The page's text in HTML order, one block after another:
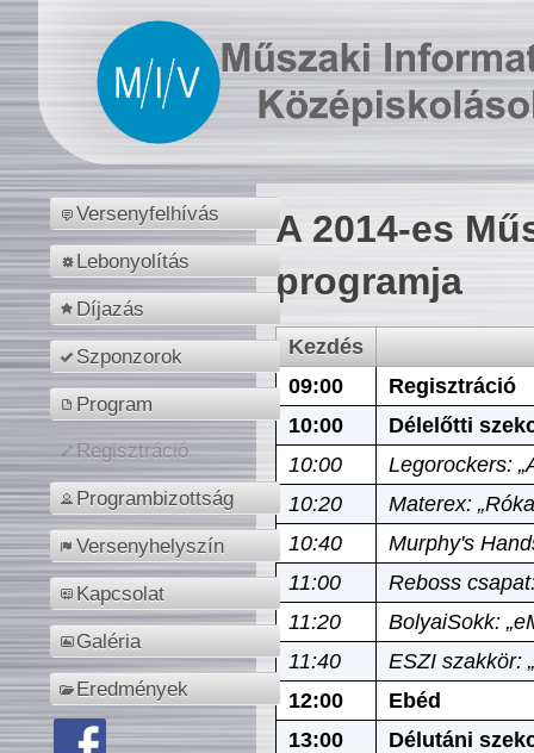
Versenyfelhívás
Lebonyolítás
Díjazás
Szponzorok
Program
Regisztráció
Programbizottság
Versenyhelyszín
Kapcsolat
Galéria
Eredmények
A 2014-es
programja
Kezdés
09:00
Regisztráció
10:00
Délelőtti
10:00
Legorockers:
10:20
Materex:
10:40
Murphy's
11:00
Reboss
11:20
BolyaiSokk:
11:40
ESZI szakkör:
12:00
Ebéd
13:00
Délutáni